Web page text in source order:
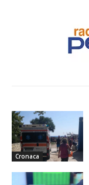
Cronaca